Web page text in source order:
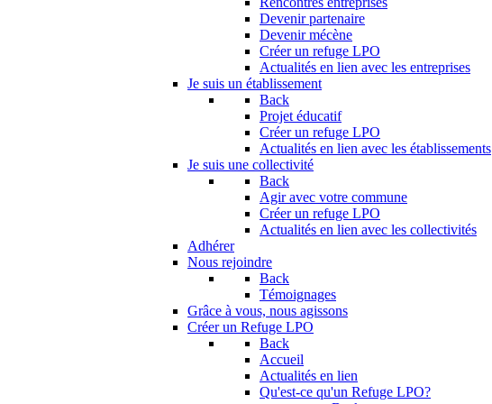
Devenir partenaire
Devenir mécène
Créer un refuge LPO
Actualités en lien avec les entreprises
Je suis un établissement
Back
Projet éducatif
Créer un refuge LPO
Actualités en lien avec les établissements
Je suis une collectivité
Back
Agir avec votre commune
Créer un refuge LPO
Actualités en lien avec les collectivités
Adhérer
Nous rejoindre
Back
Témoignages
Grâce à vous, nous agissons
Créer un Refuge LPO
Back
Accueil
Actualités en lien
Qu'est-ce qu'un Refuge LPO?